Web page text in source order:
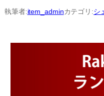
内
容
執筆者:item_adminカテゴリ:シ